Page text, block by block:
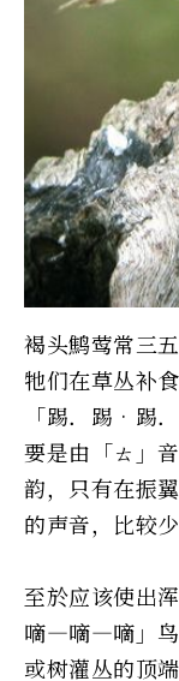
褐头鹪莺常三
牠们在草丛补
「踢．踢‧
要是由「ㄊ」
韵，只有在振
的声音，比较少
至於应该使出
嘀—嘀—嘀」鸟
或树灌丛的顶